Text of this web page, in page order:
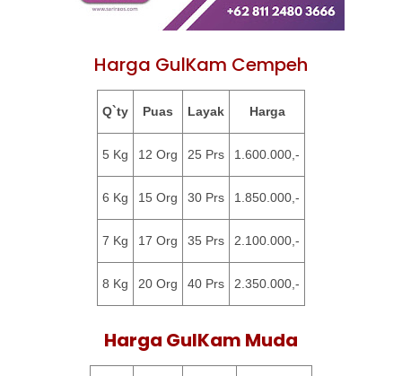
Harga GulKam Cempeh
Q`ty Puas Layak Harga
5 Kg 12 Org 25 Prs 1.600.000,-
6 Kg 15 Org 30 Prs 1.850.000,-
7 Kg 17 Org 35 Prs 2.100.000,-
8 Kg 20 Org 40 Prs 2.350.000,-
Harga GulKam Muda